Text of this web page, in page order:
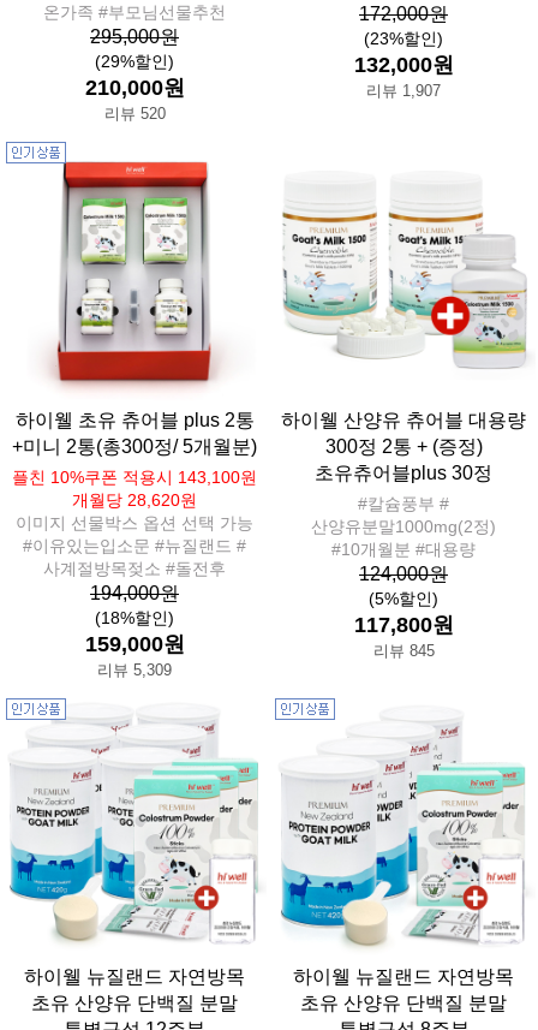
온가족 #부모님선물추천
295,000원
(29%할인)
210,000원
리뷰 520
172,000원
(23%할인)
132,000원
리뷰 1,907
하이웰 초유 츄어블 plus 2통
+미니 2통(총300정/ 5개월분)
플친 10%쿠폰 적용시 143,100원
개월당 28,620원
이미지 선물박스 옵션 선택 가능
#이유있는입소문 #뉴질랜드 #
사계절방목젖소 #돌전후
194,000원
(18%할인)
159,000원
리뷰 5,309
하이웰 산양유 츄어블 대용량
300정 2통 + (증정)
초유츄어블plus 30정
#칼슘풍부 #
산양유분말1000mg(2정)
#10개월분 #대용량
124,000원
(5%할인)
117,800원
리뷰 845
하이웰 뉴질랜드 자연방목
초유 산양유 단백질 분말
하이웰 뉴질랜드 자연방목
초유 산양유 단백질 분말